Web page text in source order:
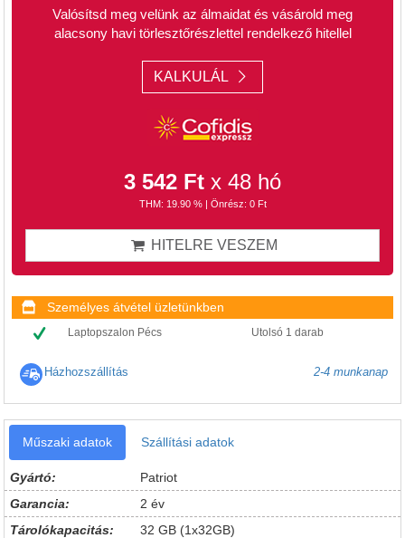
Valósítsd meg velünk az álmaidat és vásárold meg
alacsony havi törlesztőrészlettel rendelkező hitellel
KALKULÁL
3 542 Ft x 48 hó
THM: 19.90 % | Önrész: 0 Ft
HITELRE VESZEM
Személyes átvétel üzletünkben
Laptopszalon Pécs Utolsó 1 darab
Házhozszállítás 2-4 munkanap
Műszaki adatok Szállítási adatok
Gyártó:
Patriot
Garancia:
2 év
Tárolókapacitás:
32 GB (1x32GB)